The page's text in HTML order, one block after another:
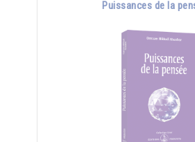
Puissances de la